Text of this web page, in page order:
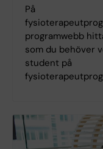
På
programwebb
som du behöver
student på